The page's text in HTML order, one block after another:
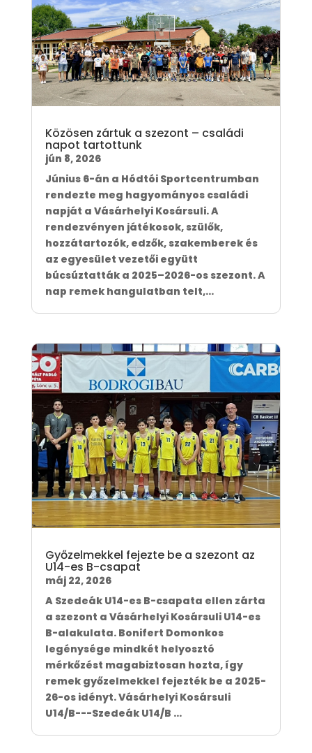
Közösen zártuk a szezont – családi
napot tartottunk
jún 8, 2026
Június 6-án a Hódtói Sportcentrumban
rendezte meg hagyományos családi
napját a Vásárhelyi Kosársuli. A
rendezvényen játékosok, szülők,
hozzátartozók, edzők, szakemberek és
az egyesület vezetői együtt
búcsúztatták a 2025–2026-os szezont. A
nap remek hangulatban telt,...
Győzelmekkel fejezte be a szezont az
U14-es B-csapat
máj 22, 2026
A Szedeák U14-es B-csapata ellen zárta
a szezont a Vásárhelyi Kosársuli U14-es
B-alakulata. Bonifert Domonkos
legénysége mindkét helyosztó
mérkőzést magabiztosan hozta, így
remek győzelmekkel fejezték be a 2025-
26-os idényt. Vásárhelyi Kosársuli
U14/B---Szedeák U14/B ...